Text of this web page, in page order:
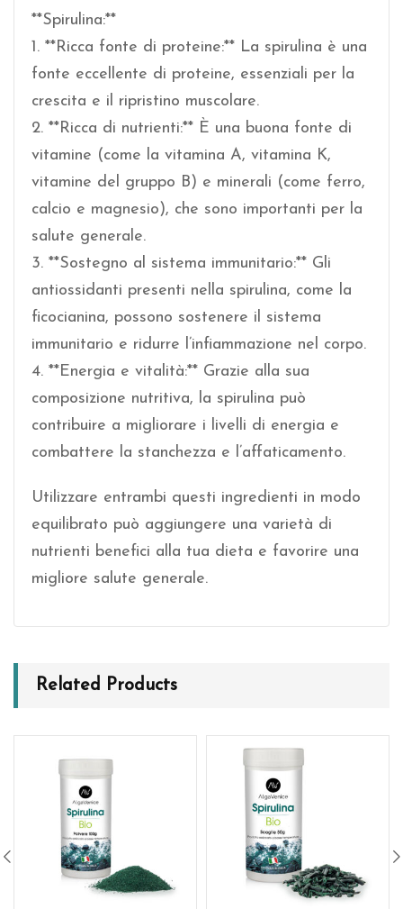
**Spirulina:**
1. **Ricca fonte di proteine:** La spirulina è una
fonte eccellente di proteine, essenziali per la
crescita e il ripristino muscolare.
2. **Ricca di nutrienti:** È una buona fonte di
vitamine (come la vitamina A, vitamina K,
vitamine del gruppo B) e minerali (come ferro,
calcio e magnesio), che sono importanti per la
salute generale.
3. **Sostegno al sistema immunitario:** Gli
antiossidanti presenti nella spirulina, come la
ficocianina, possono sostenere il sistema
immunitario e ridurre l’infiammazione nel corpo.
4. **Energia e vitalità:** Grazie alla sua
composizione nutritiva, la spirulina può
contribuire a migliorare i livelli di energia e
combattere la stanchezza e l’affaticamento.
Utilizzare entrambi questi ingredienti in modo
equilibrato può aggiungere una varietà di
nutrienti benefici alla tua dieta e favorire una
migliore salute generale.
Related Products